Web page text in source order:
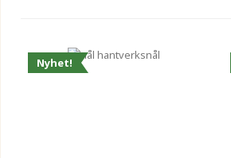
Nyhet!